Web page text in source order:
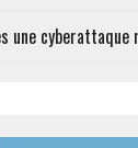
une cyberattaque